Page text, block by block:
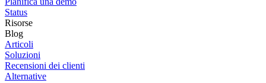
Status
Risorse
Blog
Articoli
Soluzioni
Recensioni dei clienti
Alternative